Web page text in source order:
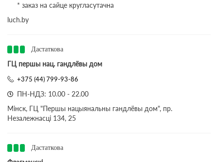
* заказ на сайце кругласутачна
luch.by
Дастаткова
ГЦ першы нац. гандлёвы дом
+375 (44) 799-93-86
ПН-НДЗ: 10.00 - 22.00
Мінск, ГЦ "Першы нацыянальны гандлёвы дом", пр.
Незалежнасці 134, 25
Дастаткова